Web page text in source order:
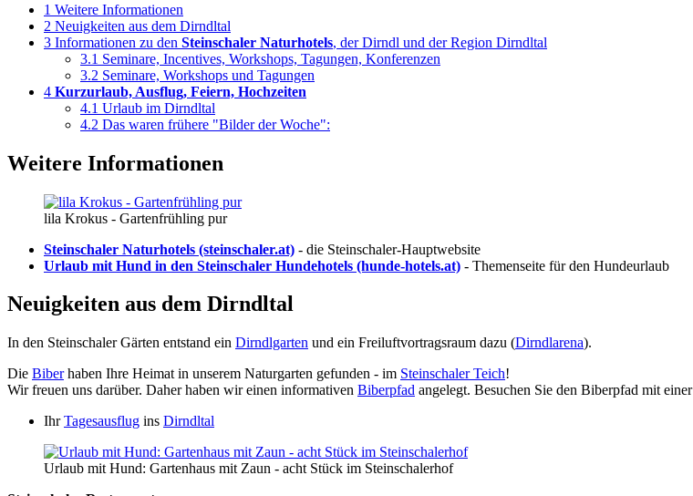
1 Weitere Informationen
2 Neuigkeiten aus dem Dirndltal
3 Informationen zu den Steinschaler Naturhotels, der Dirndl und der Region Dirndltal
3.1 Seminare, Incentives, Workshops, Tagungen, Konferenzen
3.2 Seminare, Workshops und Tagungen
4 Kurzurlaub, Ausflug, Feiern, Hochzeiten
4.1 Urlaub im Dirndltal
4.2 Das waren frühere "Bilder der Woche":
Weitere Informationen
lila Krokus - Gartenfrühling pur
Steinschaler Naturhotels (steinschaler.at) - die Steinschaler-Hauptwebsite
Urlaub mit Hund in den Steinschaler Hundehotels (hunde-hotels.at) - Themenseite für den Hundeurlaub
Neuigkeiten aus dem Dirndltal
In den Steinschaler Gärten entstand ein Dirndlgarten und ein Freiluftvortragsraum dazu (Dirndlarena).
Die Biberhaben Ihre Heimat in unserem Naturgarten gefunden - im Steinschaler Teich!
Wir freuen uns darüber. Daher haben wir einen informativen Biberpfad angelegt. Besuchen Sie den Biberpfad mit
IhrTagesausflug ins Dirndltal
Urlaub mit Hund: Gartenhaus mit Zaun - acht Stück im Steinschalerhof